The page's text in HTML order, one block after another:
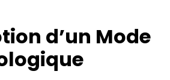
d’un Mode